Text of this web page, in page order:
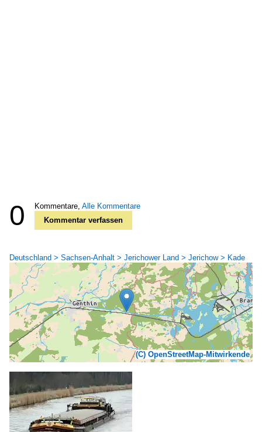
0 Kommentare, Alle Kommentare
Kommentar verfassen
Deutschland > Sachsen-Anhalt > Jerichower Land > Jerichow > Kade
(C) OpenStreetMap-Mitwirkende